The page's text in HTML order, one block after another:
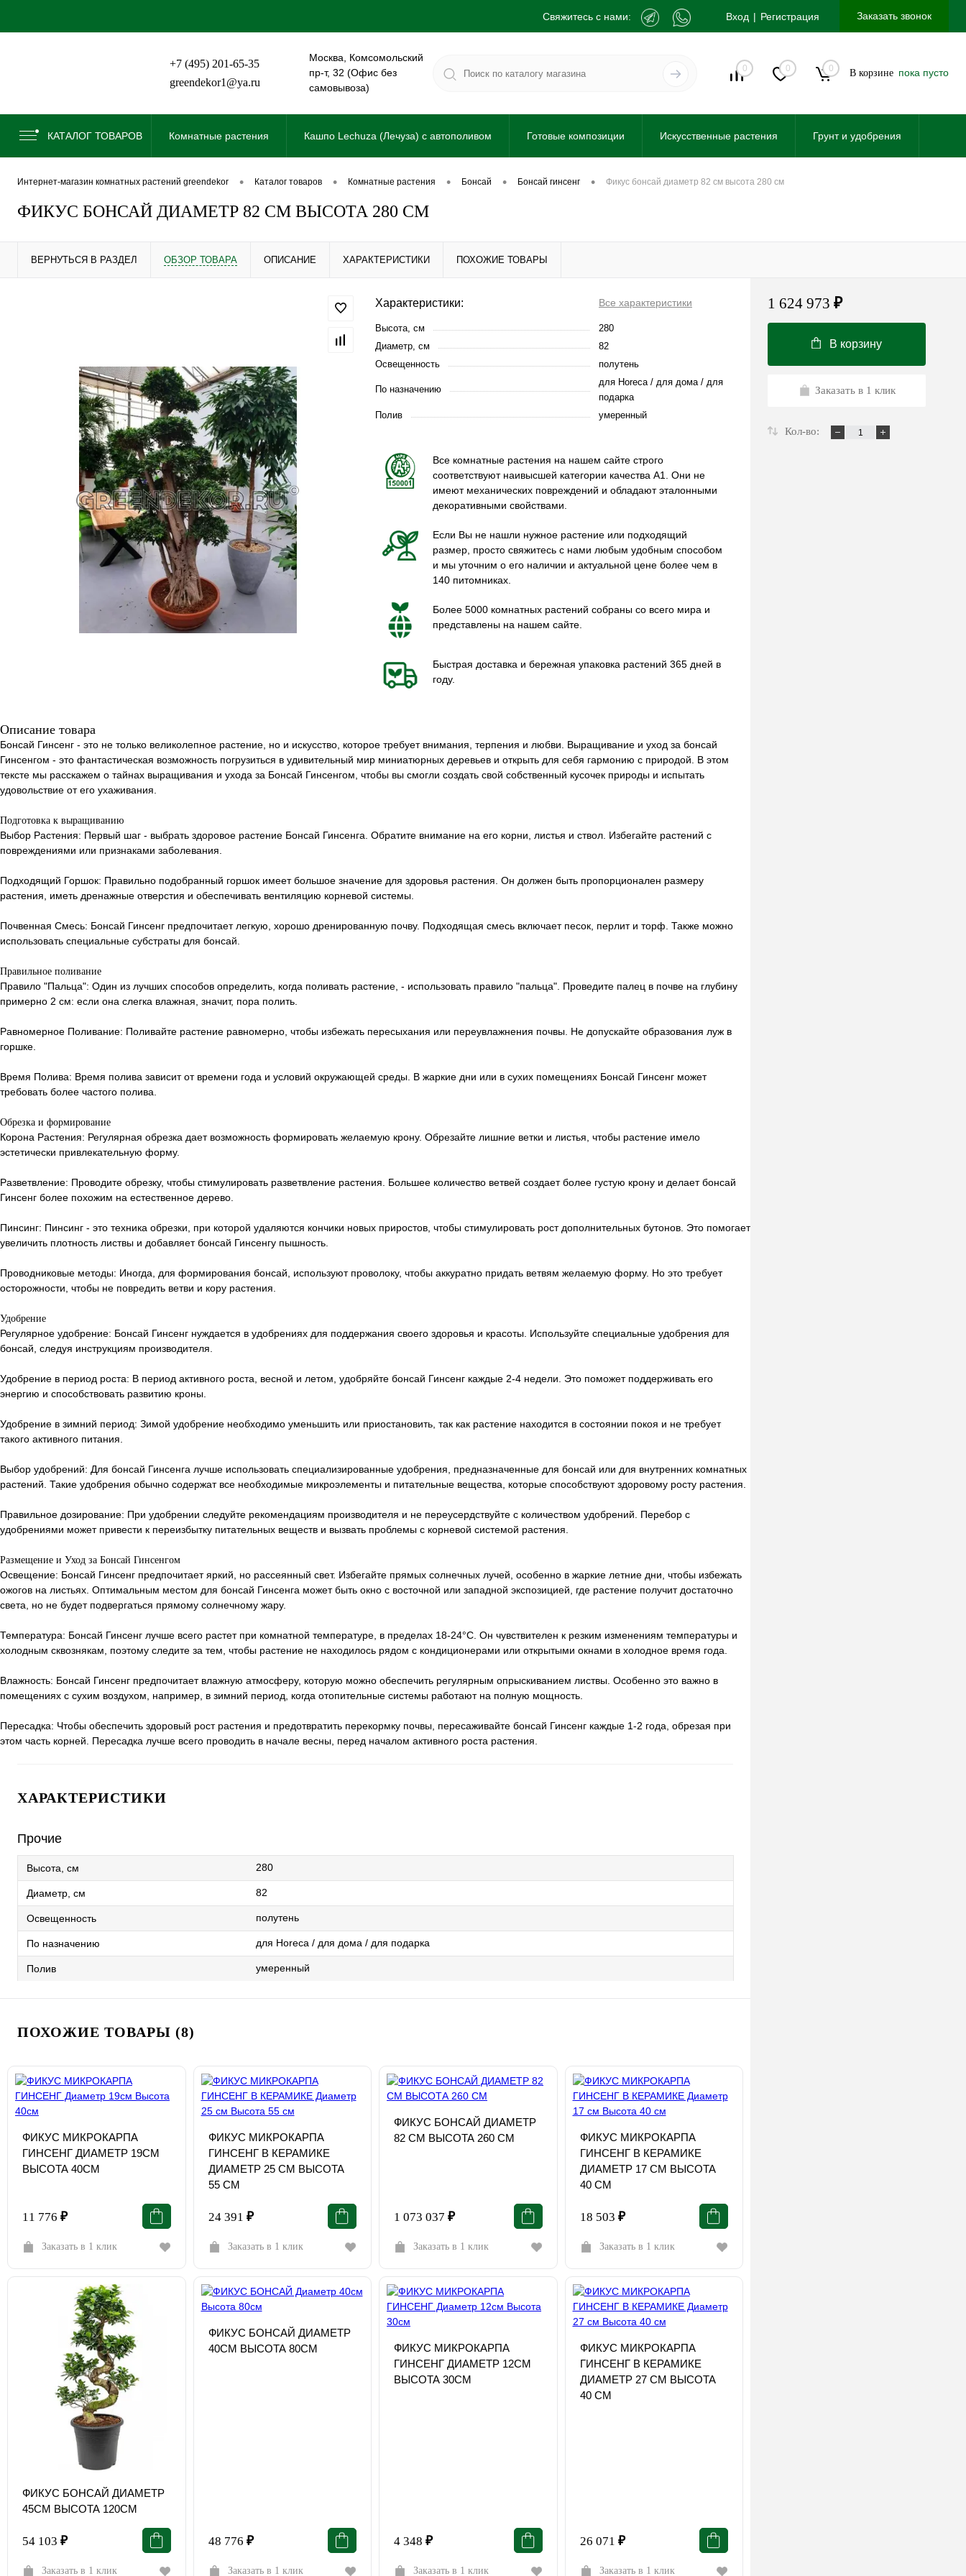
Свяжитесь с нами: Вход Регистрация Заказать звонок
+7 (495) 201-65-35
greendekor1@ya.ru
Москва, Комсомольский
пр-т, 32 (Офис без
самовывоза)
0 0 0 В корзине пока пусто
КАТАЛОГ ТОВАРОВ Комнатные растения Кашпо Lechuza (Лечуза) с автополивом Готовые композиции Искусственные растения Грунт и удобрения
интернет-магазин комнатных растений greendekor • каталог товаров • комнатные растения • бонсай • бонсай гинсенг • фикус бонсай диаметр 82 см высота 280 см
ФИКУС БОНСАЙ ДИАМЕТР 82 СМ ВЫСОТА 280 СМ
ВЕРНУТЬСЯ В РАЗДЕЛ ОБЗОР ТОВАРА ОПИСАНИЕ ХАРАКТЕРИСТИКИ ПОХОЖИЕ ТОВАРЫ
Характеристики: Все характеристики
Высота, см
280
Диаметр, см
82
Освещенность
полутень
По назначению
для Horeca / для дома / для
подарка
Полив
умеренный
Все комнатные растения на нашем сайте строго
соответствуют наивысшей категории качества А1. Они не
имеют механических повреждений и обладают эталонными
декоративными свойствами.
Если Вы не нашли нужное растение или подходящий
размер, просто свяжитесь с нами любым удобным способом
и мы уточним о его наличии и актуальной цене более чем в
140 питомниках.
Более 5000 комнатных растений собраны со всего мира и
представлены на нашем сайте.
Быстрая доставка и бережная упаковка растений 365 дней в
году.
Описание товара
Бонсай Гинсенг - это не только великолепное растение, но и искусство, которое требует внимания, терпения и любви. Выращивание и уход за бонсай
Гинсенгом - это фантастическая возможность погрузиться в удивительный мир миниатюрных деревьев и открыть для себя гармонию с природой. В этом
тексте мы расскажем о тайнах выращивания и ухода за Бонсай Гинсенгом, чтобы вы смогли создать свой собственный кусочек природы и испытать
удовольствие от его ухаживания.
Подготовка к выращиванию
Выбор Растения: Первый шаг - выбрать здоровое растение Бонсай Гинсенга. Обратите внимание на его корни, листья и ствол. Избегайте растений с
повреждениями или признаками заболевания.
Подходящий Горшок: Правильно подобранный горшок имеет большое значение для здоровья растения. Он должен быть пропорционален размеру
растения, иметь дренажные отверстия и обеспечивать вентиляцию корневой системы.
Почвенная Смесь: Бонсай Гинсенг предпочитает легкую, хорошо дренированную почву. Подходящая смесь включает песок, перлит и торф. Также можно
использовать специальные субстраты для бонсай.
Правильное поливание
Правило "Пальца": Один из лучших способов определить, когда поливать растение, - использовать правило "пальца". Проведите палец в почве на глубину
примерно 2 см: если она слегка влажная, значит, пора полить.
Равномерное Поливание: Поливайте растение равномерно, чтобы избежать пересыхания или переувлажнения почвы. Не допускайте образования луж в
горшке.
Время Полива: Время полива зависит от времени года и условий окружающей среды. В жаркие дни или в сухих помещениях Бонсай Гинсенг может
требовать более частого полива.
Обрезка и формирование
Корона Растения: Регулярная обрезка дает возможность формировать желаемую крону. Обрезайте лишние ветки и листья, чтобы растение имело
эстетически привлекательную форму.
Разветвление: Проводите обрезку, чтобы стимулировать разветвление растения. Большее количество ветвей создает более густую крону и делает бонсай
Гинсенг более похожим на естественное дерево.
Пинсинг: Пинсинг - это техника обрезки, при которой удаляются кончики новых приростов, чтобы стимулировать рост дополнительных бутонов. Это помогает
увеличить плотность листвы и добавляет бонсай Гинсенгу пышность.
Проводниковые методы: Иногда, для формирования бонсай, используют проволоку, чтобы аккуратно придать ветвям желаемую форму. Но это требует
осторожности, чтобы не повредить ветви и кору растения.
Удобрение
Регулярное удобрение: Бонсай Гинсенг нуждается в удобрениях для поддержания своего здоровья и красоты. Используйте специальные удобрения для
бонсай, следуя инструкциям производителя.
Удобрение в период роста: В период активного роста, весной и летом, удобряйте бонсай Гинсенг каждые 2-4 недели. Это поможет поддерживать его
энергию и способствовать развитию кроны.
Удобрение в зимний период: Зимой удобрение необходимо уменьшить или приостановить, так как растение находится в состоянии покоя и не требует
такого активного питания.
Выбор удобрений: Для бонсай Гинсенга лучше использовать специализированные удобрения, предназначенные для бонсай или для внутренних комнатных
растений. Такие удобрения обычно содержат все необходимые микроэлементы и питательные вещества, которые способствуют здоровому росту растения.
Правильное дозирование: При удобрении следуйте рекомендациям производителя и не переусердствуйте с количеством удобрений. Перебор с
удобрениями может привести к переизбытку питательных веществ и вызвать проблемы с корневой системой растения.
Размещение и Уход за Бонсай Гинсенгом
Освещение: Бонсай Гинсенг предпочитает яркий, но рассеянный свет. Избегайте прямых солнечных лучей, особенно в жаркие летние дни, чтобы избежать
ожогов на листьях. Оптимальным местом для бонсай Гинсенга может быть окно с восточной или западной экспозицией, где растение получит достаточно
света, но не будет подвергаться прямому солнечному жару.
Температура: Бонсай Гинсенг лучше всего растет при комнатной температуре, в пределах 18-24°С. Он чувствителен к резким изменениям температуры и
холодным сквознякам, поэтому следите за тем, чтобы растение не находилось рядом с кондиционерами или открытыми окнами в холодное время года.
Влажность: Бонсай Гинсенг предпочитает влажную атмосферу, которую можно обеспечить регулярным опрыскиванием листвы. Особенно это важно в
помещениях с сухим воздухом, например, в зимний период, когда отопительные системы работают на полную мощность.
Пересадка: Чтобы обеспечить здоровый рост растения и предотвратить перекормку почвы, пересаживайте бонсай Гинсенг каждые 1-2 года, обрезая при
этом часть корней. Пересадка лучше всего проводить в начале весны, перед началом активного роста растения.
ХАРАКТЕРИСТИКИ
Прочие
Высота, см 280
Диаметр, см 82
Освещенность полутень
По назначению для Horeca / для дома / для подарка
Полив умеренный
ПОХОЖИЕ ТОВАРЫ (8)
ФИКУС МИКРОКАРПА
ГИНСЕНГ ДИАМЕТР 19СМ
ВЫСОТА 40СМ
11 776 ₽
Заказать в 1 клик
ФИКУС МИКРОКАРПА
ГИНСЕНГ В КЕРАМИКЕ
ДИАМЕТР 25 СМ ВЫСОТА
55 СМ
24 391 ₽
Заказать в 1 клик
ФИКУС БОНСАЙ ДИАМЕТР
82 СМ ВЫСОТА 260 СМ
1 073 037 ₽
Заказать в 1 клик
ФИКУС МИКРОКАРПА
ГИНСЕНГ В КЕРАМИКЕ
ДИАМЕТР 17 СМ ВЫСОТА
40 СМ
18 503 ₽
Заказать в 1 клик
ФИКУС БОНСАЙ ДИАМЕТР
45СМ ВЫСОТА 120СМ
54 103 ₽
Заказать в 1 клик
ФИКУС БОНСАЙ ДИАМЕТР
40СМ ВЫСОТА 80СМ
48 776 ₽
Заказать в 1 клик
ФИКУС МИКРОКАРПА
ГИНСЕНГ ДИАМЕТР 12СМ
ВЫСОТА 30СМ
4 348 ₽
Заказать в 1 клик
ФИКУС МИКРОКАРПА
ГИНСЕНГ В КЕРАМИКЕ
ДИАМЕТР 27 СМ ВЫСОТА
40 СМ
26 071 ₽
Заказать в 1 клик
1 624 973 ₽
В корзину
Заказать в 1 клик
Кол-во: